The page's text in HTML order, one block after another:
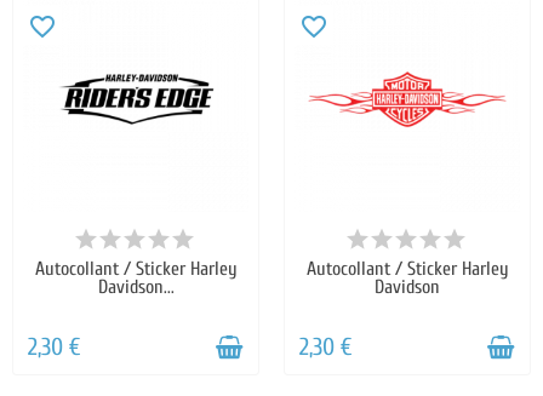
favorite_border
Autocollant / Sticker Harley
Davidson...
2,30 €
favorite_border
Autocollant / Sticker Harley
Davidson
2,30 €